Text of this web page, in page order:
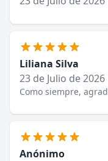
Liliana Silva
23 de Julio de 2026
Como siempre,
Anónimo